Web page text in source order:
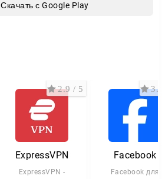
Скачать с Google Play
ExpressVPN
ExpressVPN -
2.9 / 5
Facebook
Facebook для